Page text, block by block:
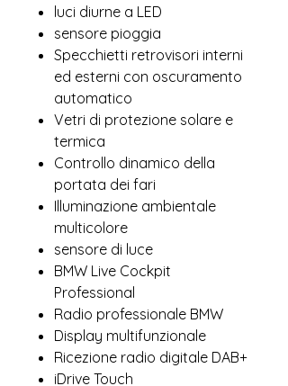
luci diurne a LED
sensore pioggia
Specchietti retrovisori interni
ed esterni con oscuramento
automatico
Vetri di protezione solare e
termica
Controllo dinamico della
portata dei fari
Illuminazione ambientale
multicolore
sensore di luce
BMW Live Cockpit
Professional
Radio professionale BMW
Display multifunzionale
Ricezione radio digitale DAB+
iDrive Touch